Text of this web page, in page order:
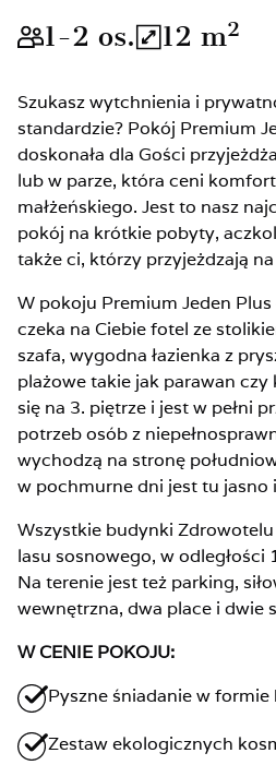
1-2 os.
Wielkość pokoju
12 m2
Łaczna
Szukasz wytchnienia i
standardzie? Pokój Premium
doskonała dla Gości
lub w parze, która ceni
małżeńskiego. Jest to nasz
pokój na krótkie pobyty,
także ci, którzy przyjeżdzają
W pokoju Premium Jeden
czeka na Ciebie fotel ze
szafa, wygodna łazienka z
plażowe takie jak parawan
się na 3. piętrze i jest w pełni
potrzeb osób z
wychodzą na stronę
w pochmurne dni jest tu jasno
Wszystkie budynki Zdrowotelu
lasu sosnowego, w odległości
Na terenie jest też parking,
wewnętrzna, dwa place i dwie
W CENIE POKOJU:
Pyszne śniadanie w
Zestaw ekologicznych